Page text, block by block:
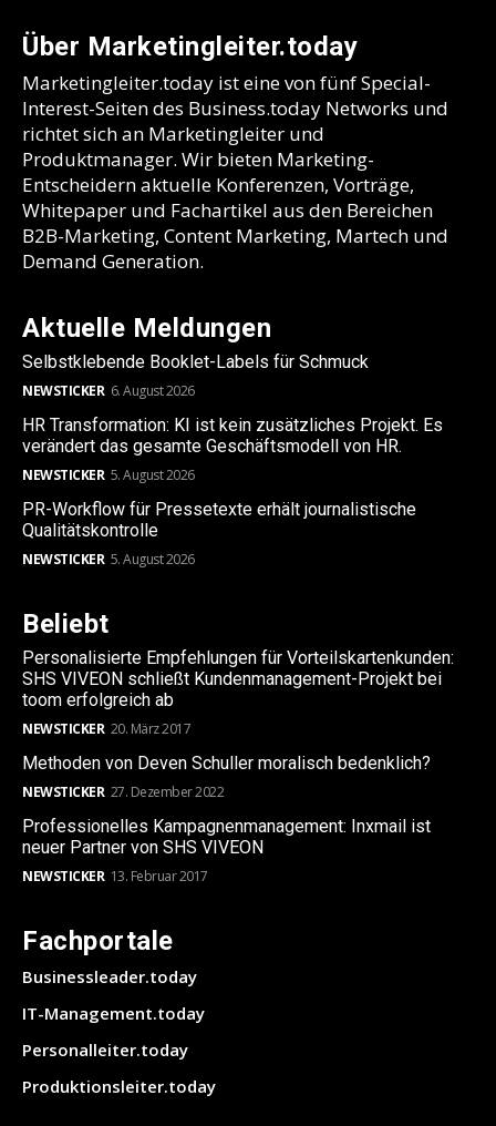
Über Marketingleiter.today
Marketingleiter.today ist eine von fünf Special-
Interest-Seiten des Business.today Networks und
richtet sich an Marketingleiter und
Produktmanager. Wir bieten Marketing-
Entscheidern aktuelle Konferenzen, Vorträge,
Whitepaper und Fachartikel aus den Bereichen
B2B-Marketing, Content Marketing, Martech und
Demand Generation.
Aktuelle Meldungen
Selbstklebende Booklet-Labels für Schmuck
NEWSTICKER 6. August 2026
HR Transformation: KI ist kein zusätzliches Projekt. Es
verändert das gesamte Geschäftsmodell von HR.
NEWSTICKER 5. August 2026
PR-Workflow für Pressetexte erhält journalistische
Qualitätskontrolle
NEWSTICKER 5. August 2026
Beliebt
Personalisierte Empfehlungen für Vorteilskartenkunden:
SHS VIVEON schließt Kundenmanagement-Projekt bei
toom erfolgreich ab
NEWSTICKER 20. März 2017
Methoden von Deven Schuller moralisch bedenklich?
NEWSTICKER 27. Dezember 2022
Professionelles Kampagnenmanagement: Inxmail ist
neuer Partner von SHS VIVEON
NEWSTICKER 13. Februar 2017
Fachportale
Businessleader.today
IT-Management.today
Personalleiter.today
Produktionsleiter.today